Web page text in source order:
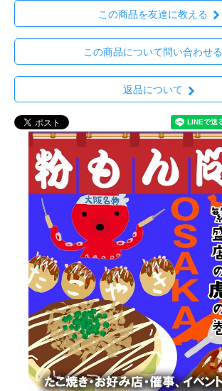
この商品を友達に教える
この商品について問い合わせる
返品について